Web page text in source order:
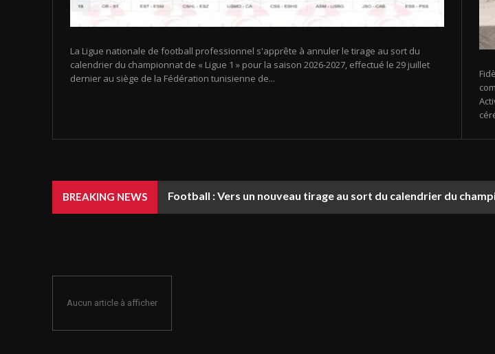
La Ligue nationale de football professionnel s'apprête à annuler le tirage au sort du
calendrier du championnat de « Ligue 1 » pour la saison 2026-2027, effectué le 29 juillet
dernier au siège de la Fédération tunisienne de...
BREAKING NEWS Football : Vers un nouveau tirage au sort du calendrier du
Aucun article à afficher